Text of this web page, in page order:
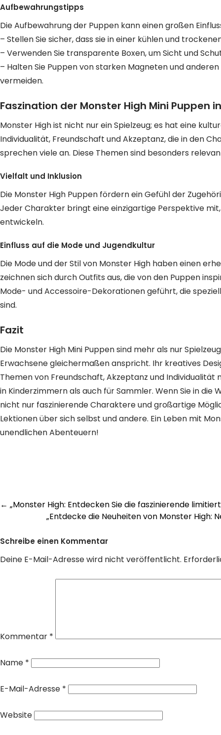
Aufbewahrungstipps
Die Aufbewahrung der Puppen kann einen großen
– Stellen Sie sicher, dass sie in einer kühlen und
– Verwenden Sie transparente Boxen, um Sicht und
– Halten Sie Puppen von starken Magneten und
vermeiden.
Faszination der Monster High Mini Puppen
Monster High ist nicht nur ein Spielzeug; es hat eine
Individualität, Freundschaft und Akzeptanz, die in den
sprechen viele an. Diese Themen sind besonders
Vielfalt und Inklusion
Die Monster High Puppen fördern ein Gefühl der
Jeder Charakter bringt eine einzigartige Perspektive
entwickeln.
Einfluss auf die Mode und Jugendkultur
Die Mode und der Stil von Monster High haben einen
zeichnen sich durch Outfits aus, die von den Puppen
Mode- und Accessoire-Dekorationen geführt, die
sind.
Fazit
Die Monster High Mini Puppen sind mehr als nur
Erwachsene gleichermaßen anspricht. Ihr kreatives
Themen von Freundschaft, Akzeptanz und
in Kinderzimmern als auch für Sammler. Wenn Sie in
nicht nur faszinierende Charaktere und großartige
Lektionen über sich selbst und andere. Ein Leben mit
unendlichen Abenteuern!
Post
navigation
← „Monster High: Entdecken Sie die faszinierende
„Entdecke die Neuheiten von Monster High:
Schreibe einen Kommentar
Deine E-Mail-Adresse wird nicht veröffentlicht.
Kommentar *
Name *
E-Mail-Adresse *
Website